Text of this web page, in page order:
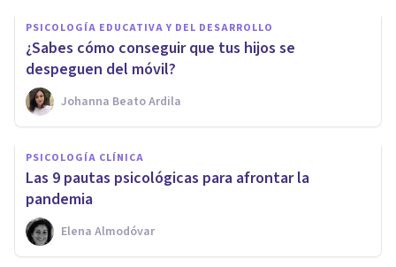
PSICOLOGÍA EDUCATIVA Y DEL DESARROLLO
¿Sabes cómo conseguir que tus hijos se
despeguen del móvil?
Johanna Beato Ardila
PSICOLOGÍA CLÍNICA
Las 9 pautas psicológicas para afrontar la
pandemia
Elena Almodóvar